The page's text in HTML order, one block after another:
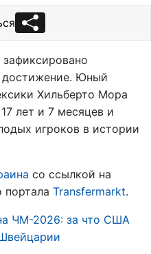
достижение. Юный
Хильберто Мора
лет и 7 месяцев и
игроков в истории
со ссылкой на
портала Transfermarkt.
ЧМ-2026: за что США